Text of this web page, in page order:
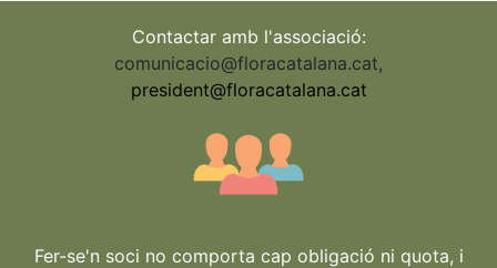
Contactar amb l'associació:
comunicacio@floracatalana.cat,
president@floracatalana.cat
Fer-se'n soci no comporta cap obligació ni quota, i